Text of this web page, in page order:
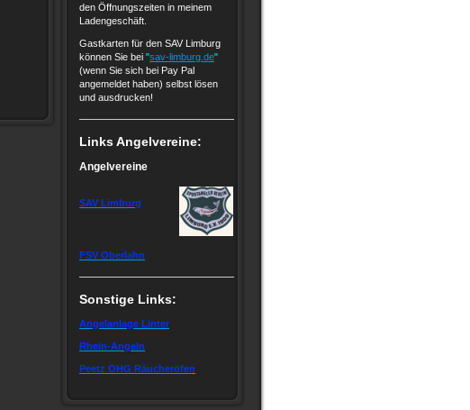
den Öffnungszeiten in meinem
Ladengeschäft.
Gastkarten für den SAV Limburg
können Sie bei "sav-limburg.de"
(wenn Sie sich bei Pay Pal
angemeldet haben) selbst lösen
und ausdrucken!
Links Angelvereine:
Angelvereine
SAV Limburg
FSV Oberlahn
Sonstige Links:
Angelanlage Linter
Rhein-Angeln
Peetz OHG Räucheröfen